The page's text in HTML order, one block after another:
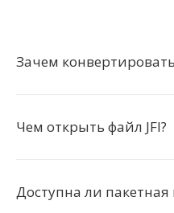
Зачем конвертировать
Чем открыть файл JFI?
Доступна ли пакетная